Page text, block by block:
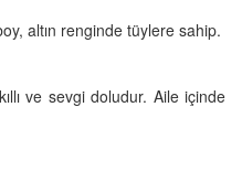
altın renginde tüylere sahip.
ve sevgi doludur. Aile içinde